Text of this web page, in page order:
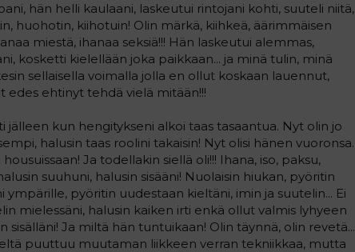
hän helli kaulaani, laskeutui rintojani kohti, suuteli niitä,
huohotin, kiihotuin! Olin märkä, kiihkeä, äärimmäisen
miestä, ihanaa seksiä!!! Hän laskeutui alemmas,
kosketti kielellään joka paikkaan... ja minä tulin, minä
sellaisella voimalla jolla en ollut koskaan lauennut,
ehtinyt tehdä vielä mitään!!!
jälleen kun hengitykseni alkoi taas tasaantua. Nyt olin jo
halusin taas roolini takaisin! Nyt olisi hänen vuoronsa.
Ja todellakin siellä oli!!! Ihana, iso, paksu,
suuhuni, halusin sisääni! Nuolaisin hiukan, pyöritin
pyöritin uudestaan kieltäni, imin ja suutelin... Ei
mielessäni, halusin kaiken irti enkä ollut valmis lyhyeen
sisälläni! Ja miltä hän tuntuikaan! Olin täynnä, olin revetä...
puuttuu muutaman liikkeen verran tekniikkaa, mutta